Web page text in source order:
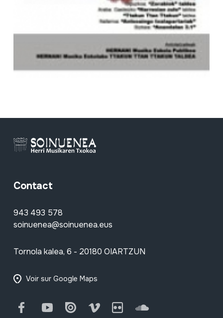
Contact
943 493 578
soinuenea@soinuenea.eus
Tornola kalea, 6 - 20180 OIARTZUN
Voir sur Google Maps
FacebookYoutube Issuu Vimeo Flickr SoundCloud